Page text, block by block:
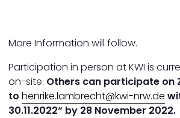
More Information will follow.
Participation in person at KWI is
on-site. Others can participate on
to henrike.lambrecht@kwi-nrw.de
30.11.2022“ by 28 November 2022.